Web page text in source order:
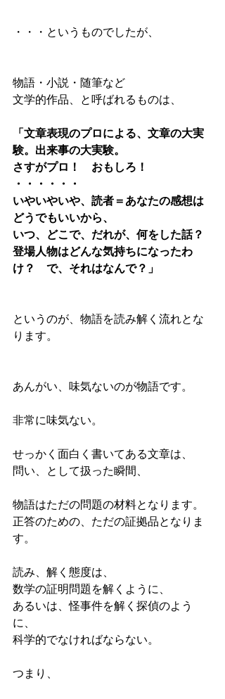
・・・というものでしたが、
物語・小説・随筆など
文学的作品、と呼ばれるものは、
「文章表現のプロによる、文章の大実
験。出来事の大実験。
さすがプロ！　おもしろ！
・・・・・・
いやいやいや、読者＝あなたの感想は
どうでもいいから、
いつ、どこで、だれが、何をした話？
登場人物はどんな気持ちになったわ
け？　で、それはなんで？」
というのが、物語を読み解く流れとな
ります。
あんがい、味気ないのが物語です。
非常に味気ない。
せっかく面白く書いてある文章は、
問い、として扱った瞬間、
物語はただの問題の材料となります。
正答のための、ただの証拠品となりま
す。
読み、解く態度は、
数学の証明問題を解くように、
あるいは、怪事件を解く探偵のよう
に、
科学的でなければならない。
つまり、